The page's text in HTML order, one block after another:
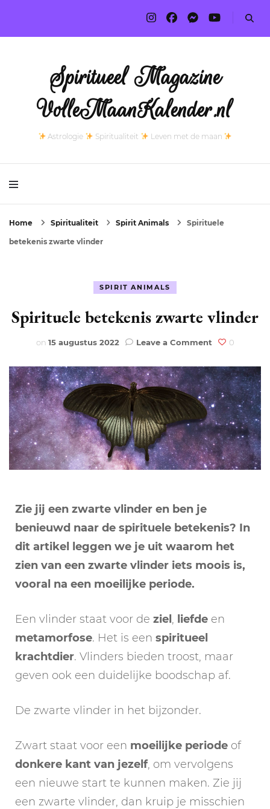
Spiritueel Magazine
VolleMaanKalender.nl
Astrologie Spiritualiteit Leven met de maan
Home Spiritualiteit Spirit Animals Spirituele
betekenis zwarte vlinder
SPIRIT ANIMALS
Spirituele betekenis zwarte vlinder
on 15 augustus 2022 Leave a Commenton
betekenis
zwarte
vlinder
0
Zie jij een zwarte vlinder en ben je
benieuwd naar de spirituele betekenis? In
dit artikel leggen we je uit waarom het
zien van een zwarte vlinder iets moois is,
vooral na een moeilijke periode.
Een vlinder staat voor de ziel , liefde en
metamorfose. Het is een spiritueel
krachtdier. Vlinders bieden troost, maar
geven ook een duidelijke boodschap af.
De zwarte vlinder in het bijzonder.
Zwart staat voor een moeilijke periode of
donkere kant van jezelf, om vervolgens
een nieuwe start te kunnen maken. Zie jij
een zwarte vlinder, dan kruip je misschien